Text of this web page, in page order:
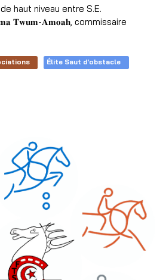
haut niveau entre S.E.
𝐓𝐰𝐮𝐦-𝐀𝐦𝐨𝐚𝐡, commissaire
Élite Saut d'obstacle